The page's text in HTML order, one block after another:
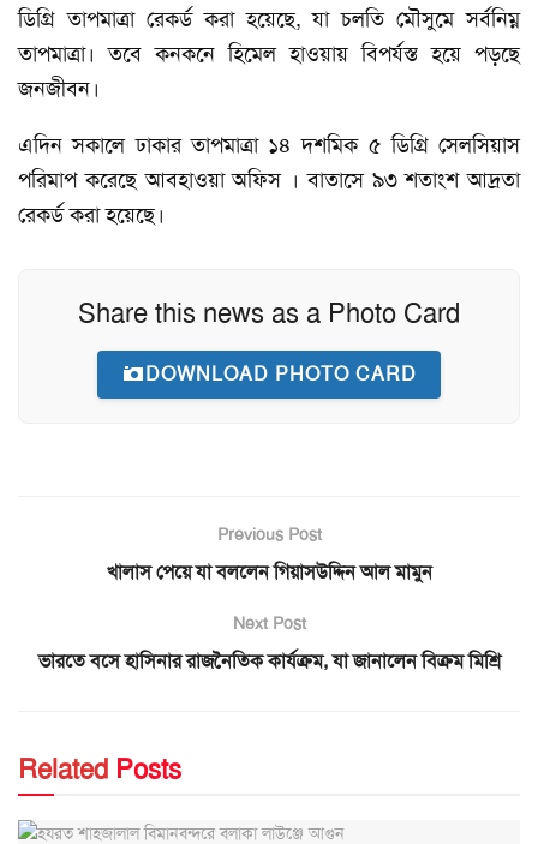
ডিগ্রি তাপমাত্রা রেকর্ড করা হয়েছে, যা চলতি মৌসুমে সর্বনিম্ন
তাপমাত্রা। তবে কনকনে হিমেল হাওয়ায় বিপর্যস্ত হয়ে পড়ছে
জনজীবন।
এদিন সকালে ঢাকার তাপমাত্রা ১৪ দশমিক ৫ ডিগ্রি সেলসিয়াস
পরিমাপ করেছে আবহাওয়া অফিস । বাতাসে ৯৩ শতাংশ আদ্রতা
রেকর্ড করা হয়েছে।
Share this news as a Photo Card
DOWNLOAD PHOTO CARD
Previous Post
খালাস পেয়ে যা বললেন গিয়াসউদ্দিন আল মামুন
Next Post
ভারতে বসে হাসিনার রাজনৈতিক কার্যক্রম, যা জানালেন বিক্রম মিশ্রি
Related Posts